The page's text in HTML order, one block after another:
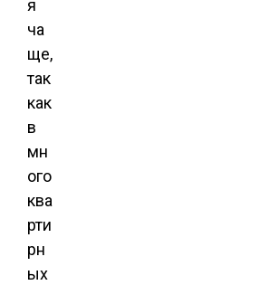
я
ча
ще,
так
как
в
мн
ого
ква
рти
рн
ых